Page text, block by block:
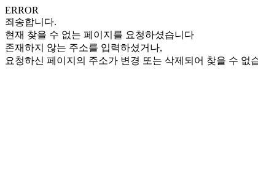
ERROR
죄송합니다.
현재 찾을 수 없는 페이지를 요청하셨습니다
존재하지 않는 주소를 입력하셨거나,
요청하신 페이지의 주소가 변경 또는 삭제되어 찾을 수 없